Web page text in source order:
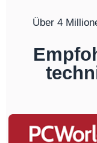
Über 4